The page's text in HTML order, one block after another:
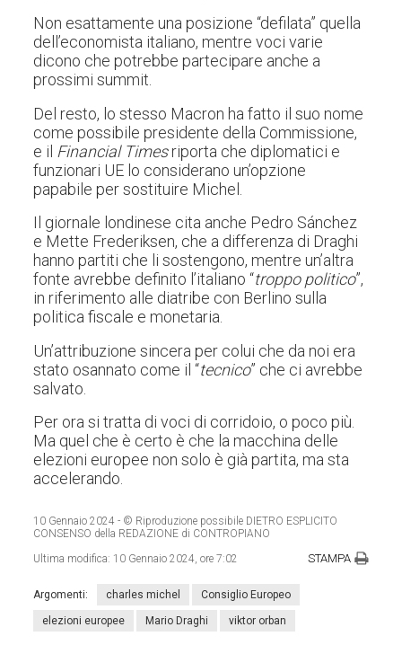
Non esattamente una posizione “defilata” quella
dell’economista italiano, mentre voci varie
dicono che potrebbe partecipare anche a
prossimi summit.
Del resto, lo stesso Macron ha fatto il suo nome
come possibile presidente della Commissione,
e il Financial Timesriporta che diplomatici e
funzionari UE lo considerano un’opzione
papabile per sostituire Michel.
Il giornale londinese cita anche Pedro Sánchez
e Mette Frederiksen, che a differenza di Draghi
hanno partiti che li sostengono, mentre un’altra
fonte avrebbe definito l’italiano “troppo politico”,
in riferimento alle diatribe con Berlino sulla
politica fiscale e monetaria.
Un’attribuzione sincera per colui che da noi era
stato osannato come il “tecnico” che ci avrebbe
salvato.
Per ora si tratta di voci di corridoio, o poco più.
Ma quel che è certo è che la macchina delle
elezioni europee non solo è già partita, ma sta
accelerando.
10 Gennaio 2024 - © Riproduzione possibile DIETRO ESPLICITO
CONSENSO della REDAZIONE di CONTROPIANO
Ultima modifica: 10 Gennaio 2024, ore 7:02 STAMPA
Argomenti: charles michel Consiglio Europeo
elezioni europee Mario Draghi viktor orban